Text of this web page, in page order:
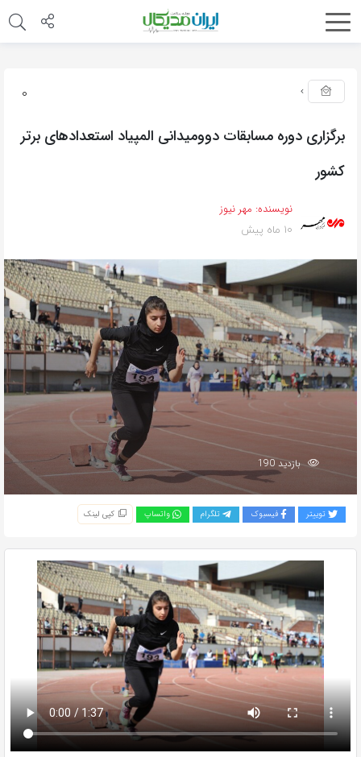
0
برگزاری دوره مسابقات دوومیدانی المپیاد استعدادهای برتر
کشور
نویسنده: مهر نیوز
10 ماه پیش
بازدید 190
توییتر فیسبوک تلگرام واتساپ کپی لینک